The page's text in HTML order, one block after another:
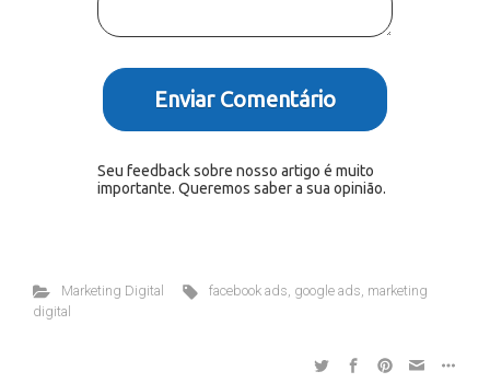
Enviar Comentário
Seu feedback sobre nosso artigo é muito
importante. Queremos saber a sua opinião.
Marketing Digital facebook ads, google ads, marketing
digital